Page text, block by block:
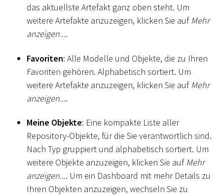
das aktuellste Artefakt ganz oben steht. Um
weitere Artefakte anzuzeigen, klicken Sie aufMehr
anzeigen....
Favoriten: Alle Modelle und Objekte, die zu Ihren
Favoriten gehören. Alphabetisch sortiert. Um
weitere Artefakte anzuzeigen, klicken Sie auf Mehr
anzeigen....
Meine Objekte: Eine kompakte Liste aller
Repository-Objekte, für die Sie verantwortlich sind.
Nach Typ gruppiert und alphabetisch sortiert. Um
weitere Objekte anzuzeigen, klicken Sie aufMehr
anzeigen.... Um ein Dashboard mit mehr Details zu
Ihren Objekten anzuzeigen, wechseln Sie zu